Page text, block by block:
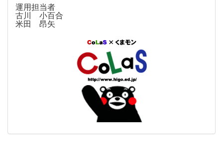
運用担当者
古川 小百合
米田 昂矢